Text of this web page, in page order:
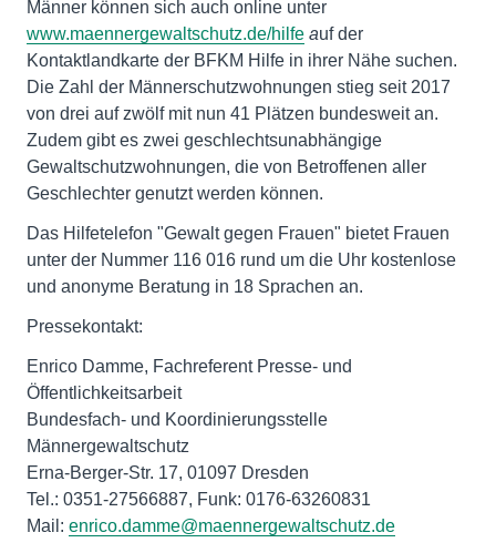
Männer können sich auch online unter
www.maennergewaltschutz.de/hilfe auf der
Kontaktlandkarte der BFKM Hilfe in ihrer Nähe suchen.
Die Zahl der Männerschutzwohnungen stieg seit 2017
von drei auf zwölf mit nun 41 Plätzen bundesweit an.
Zudem gibt es zwei geschlechtsunabhängige
Gewaltschutzwohnungen, die von Betroffenen aller
Geschlechter genutzt werden können.
Das Hilfetelefon "Gewalt gegen Frauen" bietet Frauen
unter der Nummer 116 016 rund um die Uhr kostenlose
und anonyme Beratung in 18 Sprachen an.
Pressekontakt:
Enrico Damme, Fachreferent Presse- und
Öffentlichkeitsarbeit
Bundesfach- und Koordinierungsstelle
Männergewaltschutz
Erna-Berger-Str. 17, 01097 Dresden
Tel.: 0351-27566887, Funk: 0176-63260831
Mail: enrico.damme@maennergewaltschutz.de